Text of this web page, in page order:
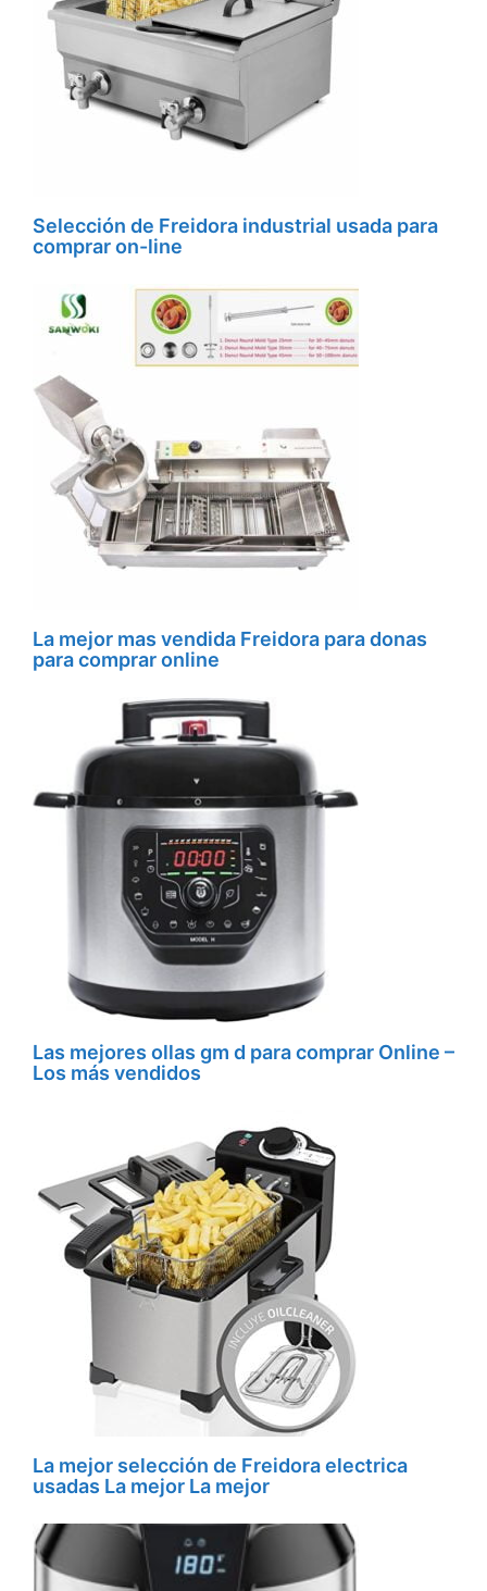
Selección de Freidora industrial usada para
comprar on-line
La mejor mas vendida Freidora para donas
para comprar online
Las mejores ollas gm d para comprar Online –
Los más vendidos
La mejor selección de Freidora electrica
usadas La mejor La mejor